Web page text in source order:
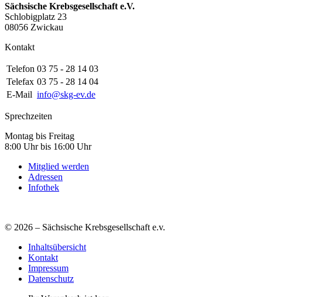
Sächsische Krebsgesellschaft e.V.
Schlobigplatz 23
08056 Zwickau
Kontakt
Telefon 03 75 - 28 14 03
Telefax 03 75 - 28 14 04
E-Mail info@skg-ev.de
Sprechzeiten
Montag bis Freitag
8:00 Uhr bis 16:00 Uhr
Mitglied werden
Adressen
Infothek
© 2026 – Sächsische Krebsgesellschaft e.v.
Inhaltsübersicht
Kontakt
Impressum
Datenschutz